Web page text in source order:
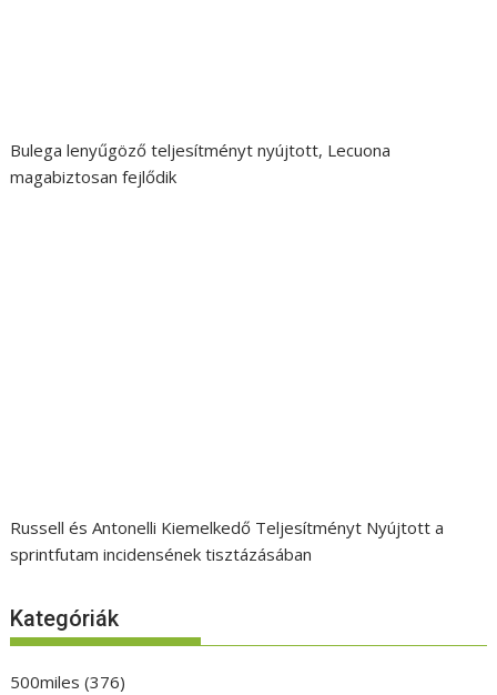
Bulega lenyűgöző teljesítményt nyújtott, Lecuona
magabiztosan fejlődik
Russell és Antonelli Kiemelkedő Teljesítményt Nyújtott a
sprintfutam incidensének tisztázásában
Kategóriák
500miles (376)